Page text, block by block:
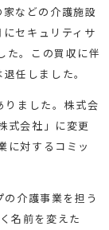
などの介護施設
セキュリティサ
た。この買収に伴
任しました。
りました。株式会
式会社」に変更
に対するコミッ
介護事業を担う
名前を変えた